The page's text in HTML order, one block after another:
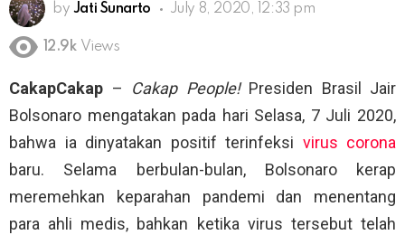
by Jati Sunarto July 8, 2020, 12:33 pm
12.9k Views
CakapCakap – Cakap People!Presiden Brasil Jair
Bolsonaro mengatakan pada hari Selasa, 7 Juli 2020,
bahwa ia dinyatakan positif terinfeksi virus corona
baru. Selama berbulan-bulan, Bolsonaro kerap
meremehkan keparahan pandemi dan menentang
para ahli medis, bahkan ketika virus tersebut telah